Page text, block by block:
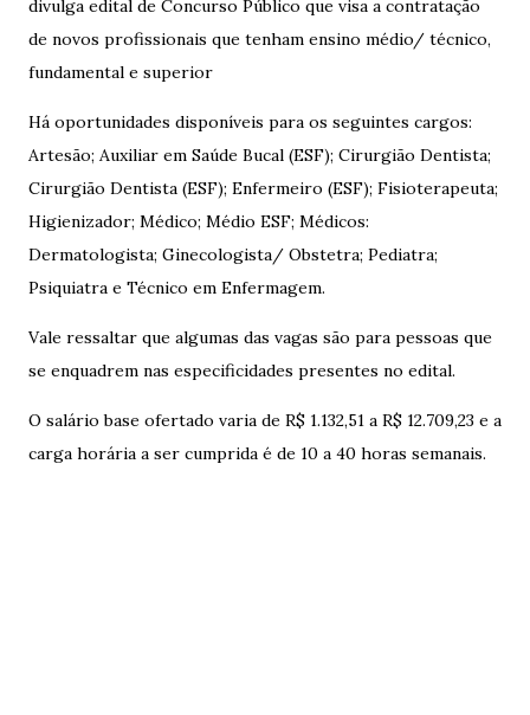
divulga edital de Concurso Público que visa a contratação
de novos profissionais que tenham ensino médio/ técnico,
fundamental e superior
Há oportunidades disponíveis para os seguintes cargos:
Artesão; Auxiliar em Saúde Bucal (ESF); Cirurgião Dentista;
Cirurgião Dentista (ESF); Enfermeiro (ESF); Fisioterapeuta;
Higienizador; Médico; Médio ESF; Médicos:
Dermatologista; Ginecologista/ Obstetra; Pediatra;
Psiquiatra e Técnico em Enfermagem.
Vale ressaltar que algumas das vagas são para pessoas que
se enquadrem nas especificidades presentes no edital.
O salário base ofertado varia de R$ 1.132,51 a R$ 12.709,23 e a
carga horária a ser cumprida é de 10 a 40 horas semanais.